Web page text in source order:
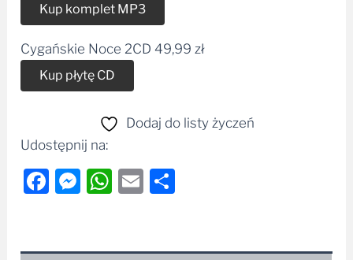
Kup komplet MP3
Cygańskie Noce 2CD 49,99zł
Kup płytę CD
Dodaj do listy życzeń
Udostępnij na:
Facebook
Messenger
WhatsApp
Email